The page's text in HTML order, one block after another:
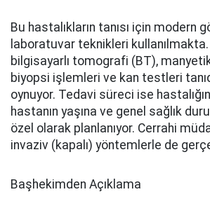
Bu hastalıkların tanısı için modern
laboratuvar teknikleri
bilgisayarlı tomografi (BT),
biyopsi işlemleri ve kan testleri
oynuyor. Tedavi süreci ise
hastanın yaşına ve genel sağlık
özel olarak planlanıyor. Cerrahi
invaziv (kapalı) yöntemlerle de
Başhekimden Açıklama